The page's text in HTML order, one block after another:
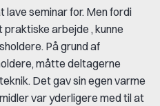
seminar for. Men fordi
arbejde , kunne
På grund af
måtte deltagerne
Det gav sin egen varme
var yderligere med til at